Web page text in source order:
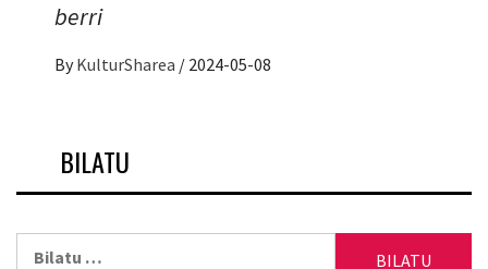
berri
By KulturSharea / 2024-05-08
BILATU